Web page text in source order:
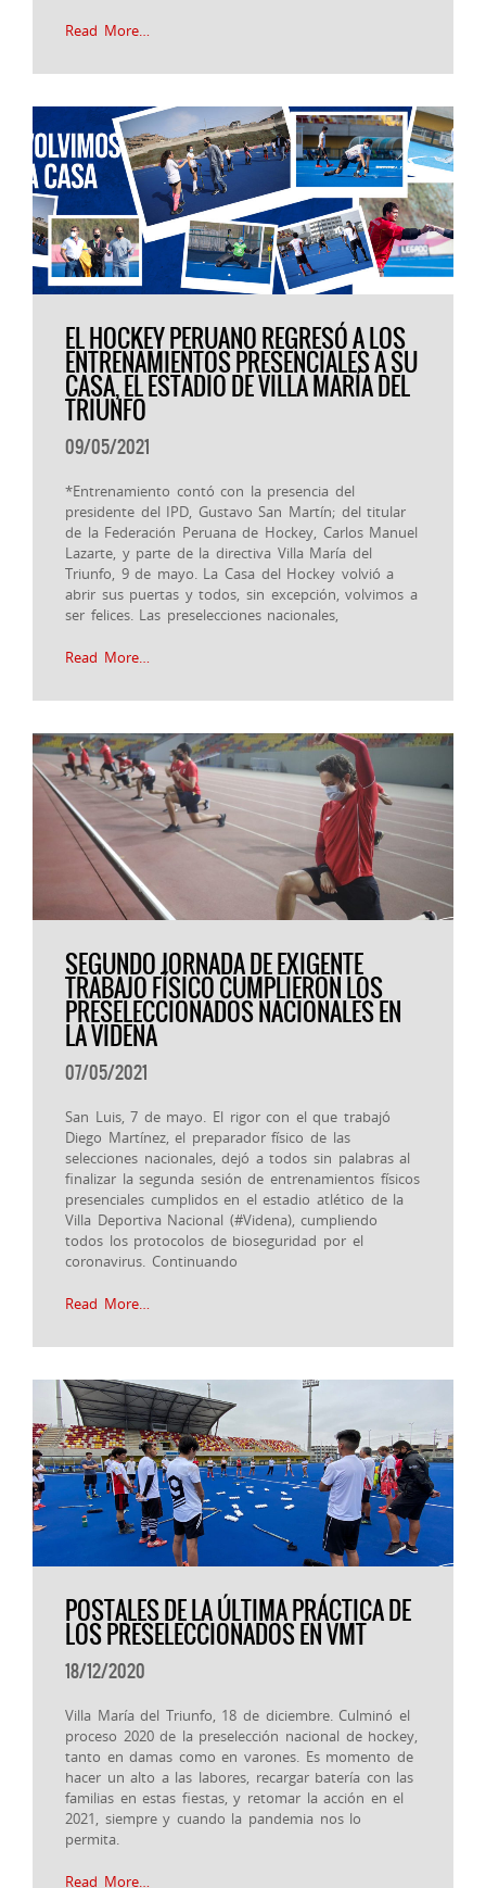
Read More…
EL HOCKEY PERUANO REGRESÓ A LOS
ENTRENAMIENTOS PRESENCIALES A SU
CASA, EL ESTADIO DE VILLA MARÍA DEL
TRIUNFO
09/05/2021
*Entrenamiento contó con la presencia del
presidente del IPD, Gustavo San Martín; del titular
de la Federación Peruana de Hockey, Carlos Manuel
Lazarte, y parte de la directiva Villa María del
Triunfo, 9 de mayo. La Casa del Hockey volvió a
abrir sus puertas y todos, sin excepción, volvimos a
ser felices. Las preselecciones nacionales,
Read More…
SEGUNDO JORNADA DE EXIGENTE
TRABAJO FÍSICO CUMPLIERON LOS
PRESELECCIONADOS NACIONALES EN
LA VIDENA
07/05/2021
San Luis, 7 de mayo. El rigor con el que trabajó
Diego Martínez, el preparador físico de las
selecciones nacionales, dejó a todos sin palabras al
finalizar la segunda sesión de entrenamientos físicos
presenciales cumplidos en el estadio atlético de la
Villa Deportiva Nacional (#Videna), cumpliendo
todos los protocolos de bioseguridad por el
coronavirus. Continuando
Read More…
POSTALES DE LA ÚLTIMA PRÁCTICA DE
LOS PRESELECCIONADOS EN VMT
18/12/2020
Villa María del Triunfo, 18 de diciembre. Culminó el
proceso 2020 de la preselección nacional de hockey,
tanto en damas como en varones. Es momento de
hacer un alto a las labores, recargar batería con las
familias en estas fiestas, y retomar la acción en el
2021, siempre y cuando la pandemia nos lo
permita.
Read More…